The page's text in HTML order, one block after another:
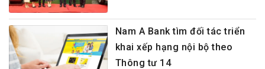
Nam A Bank tìm đối tác triển
khai xếp hạng nội bộ theo
Thông tư 14